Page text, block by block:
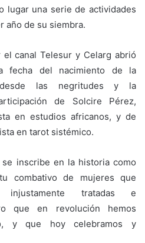
lugar una serie de actividades
año de su siembra.
el canal Telesur y Celarg abrió
fecha del nacimiento de la
desde las negritudes y la
de Solcire Pérez,
en estudios africanos, y de
en tarot sistémico.
inscribe en la historia como
combativo de mujeres que
injustamente tratadas e
que en revolución hemos
y que hoy celebramos y